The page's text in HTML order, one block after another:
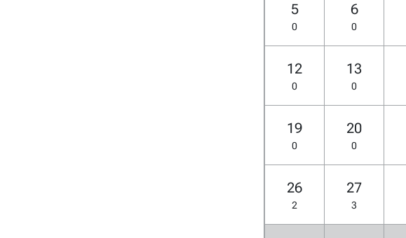
5
0
6
0
12
0
13
0
19
0
20
0
26
2
27
3